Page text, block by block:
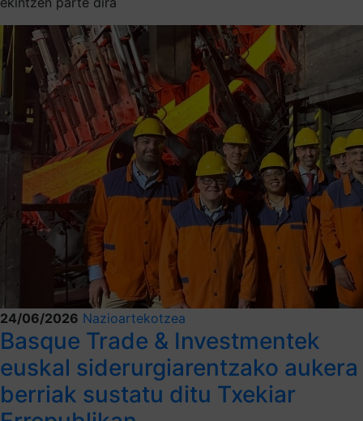
24/06/2026 Nazioartekotzea
Basque Trade & Investmentek
euskal siderurgiarentzako aukera
berriak sustatu ditu Txekiar